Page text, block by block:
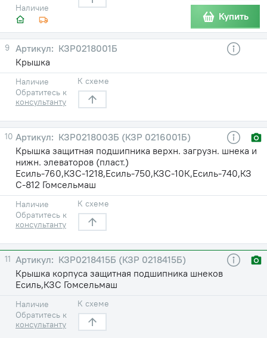
Наличие
Купить
9
КЗР0218001Б
Крышка
Наличие
Обратитесь к
консультанту
К схеме
10
КЗР0218003Б (КЗР 0216001Б)
Крышка защитная подшипника верхн. загрузн. шнека и
нижн. элеваторов (пласт.)
Есиль-760,КЗС-1218,Есиль-750,КЗС-10К,Есиль-740,КЗ
С-812 Гомсельмаш
Наличие
Обратитесь к
консультанту
К схеме
11
КЗР0218415Б (КЗР 0218415Б)
Крышка корпуса защитная подшипника шнеков
Есиль,КЗС Гомсельмаш
Наличие
Обратитесь к
консультанту
К схеме